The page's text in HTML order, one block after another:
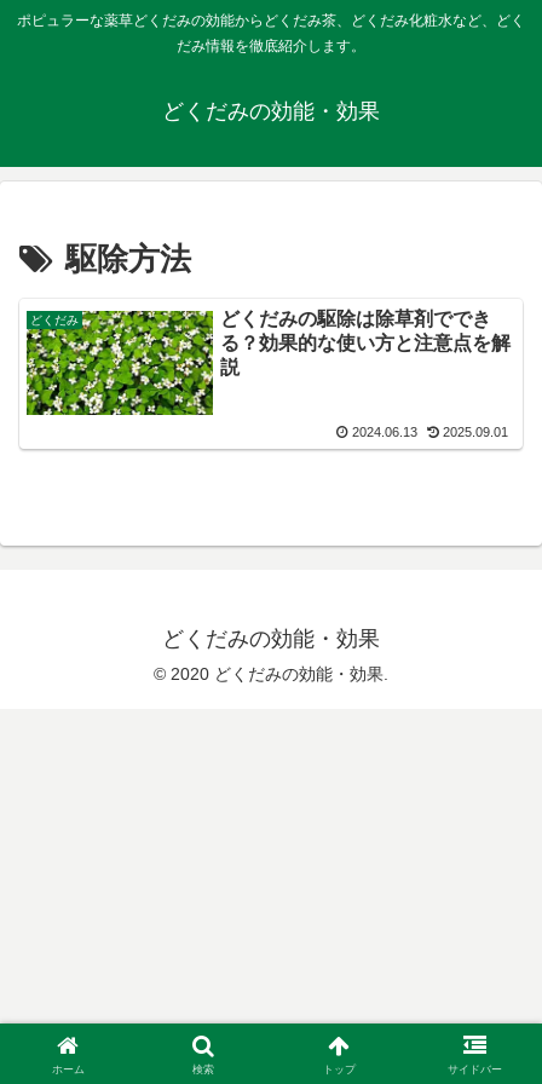
ポピュラーな薬草どくだみの効能からどくだみ茶、どくだみ化粧水など、どく
だみ情報を徹底紹介します。
どくだみの効能・効果
駆除方法
どくだみ
どくだみの駆除は除草剤ででき
る？効果的な使い方と注意点を解
説
2024.06.13 2025.09.01
どくだみの効能・効果
© 2020 どくだみの効能・効果.
ホーム 検索 トップ サイドバー